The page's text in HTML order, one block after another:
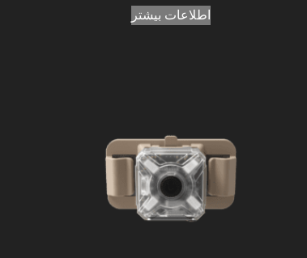
اطلاعات بیشتر